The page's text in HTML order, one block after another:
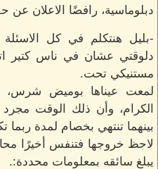
دبلوماسية، رافضًا الاعلان عن
-بليل هنتكلم في كل
دلوقتي عشان في ناس كتير
مستنيكي تحت.
لمعت عيناها بوميض شرس،
الكرام، وأن ذلك الوقت
بينهما تنتهي بخصام لمدة ربما
لاحظ خروجها فتنفس أخيرًا
يبلغ سائقه بمعلومات محددة:.